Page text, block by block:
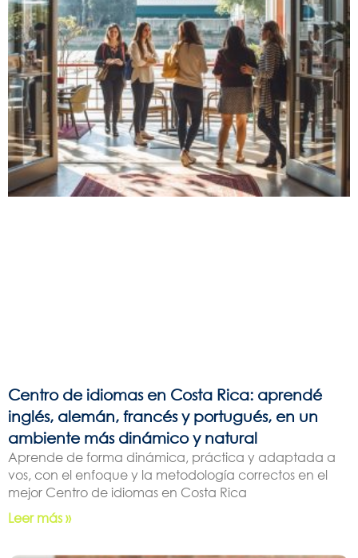
Centro de idiomas en Costa Rica: aprendé
inglés, alemán, francés y portugués, en un
ambiente más dinámico y natural
Aprende de forma dinámica, práctica y adaptada a
vos, con el enfoque y la metodología correctos en el
mejor Centro de idiomas en Costa Rica
Leer más »